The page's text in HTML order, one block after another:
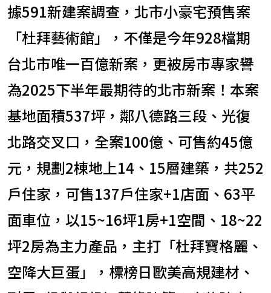
據591新建案調查，北市小豪宅預售案
「杜拜藝術館」，不僅是今年928檔期
台北市唯一百億新案，更被房市專家譽
為2025下半年最期待的北市新案！本案
基地面積537坪，鄰八德路三段、光復
北路交叉口，全案100億、可售約45億
元，規劃2棟地上14、15層建築，共252
戶住家，可售137戶住家+1店面、63平
面車位，以15~16坪1房+1空間、18~22
坪2房為主力產品，主打「杜拜寶格麗、
空降大巨蛋」，標榜日歐美高規建材、